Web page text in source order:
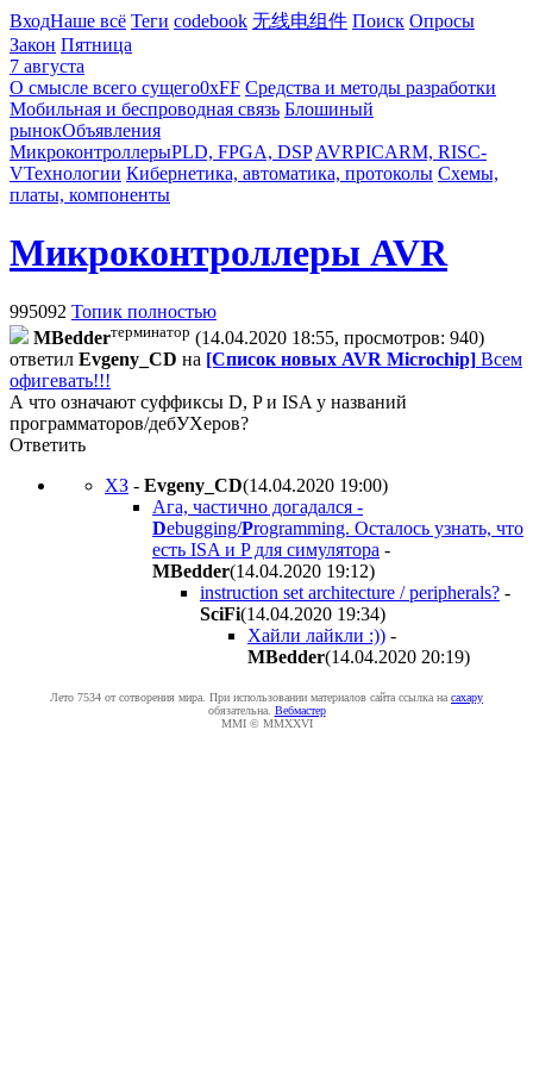
ВходНаше всё Теги codebook 无线电组件 Поиск Опросы
Закон Пятница
7 августа
О смысле всего сущего0xFF Средства и методы разработки
Мобильная и беспроводная связь Блошиный
рынокОбъявления
МикроконтроллерыPLD, FPGA, DSP AVRPICARM, RISC-
VТехнологии Кибернетика, автоматика, протоколы Схемы,
платы, компоненты
Микроконтроллеры AVR
995092 Топик полностью
MBedderтерминатор (14.04.2020 18:55, просмотров: 940)
ответил Evgeny_CD на [Список новых AVR Microchip] Всем
офигевать!!!
А что означают суффиксы D, P и ISA у названий
программаторов/дебУХеров?
Ответить
ХЗ - Evgeny_CD(14.04.2020 19:00)
Ага, частично догадался -
Debugging/Programming. Осталось узнать, что
есть ISA и P для симулятора -
MBedder(14.04.2020 19:12)
instruction set architecture / peripherals? -
SciFi(14.04.2020 19:34)
Хайли лайкли :)) -
MBedder(14.04.2020 20:19)
Лето 7534 от сотворения мира. При использовании материалов сайта ссылка на caxapу
обязательна. Вебмастер
MMI © MMXXVI